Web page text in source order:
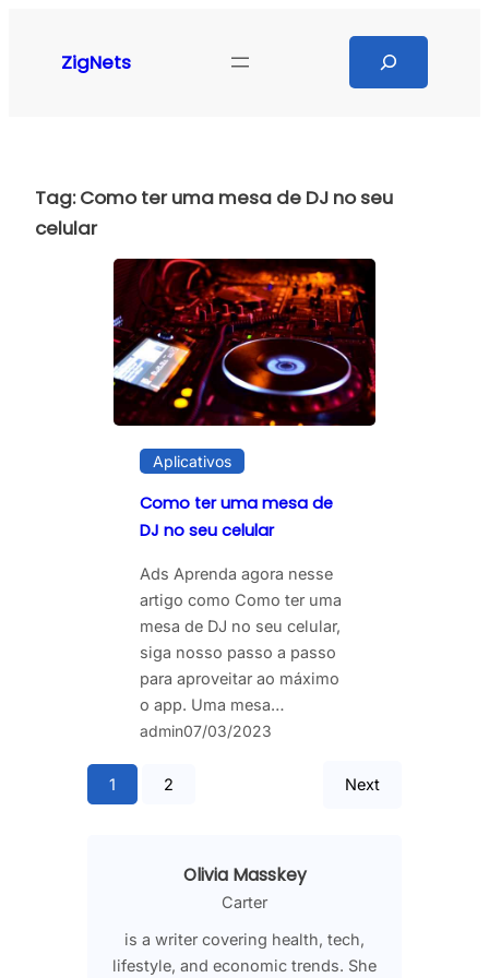
ZigNets
Tag:Como ter uma mesa de DJ no seu
celular
Aplicativos
Como ter uma mesa de
DJ no seu celular
Ads Aprenda agora nesse
artigo como Como ter uma
mesa de DJ no seu celular,
siga nosso passo a passo
para aproveitar ao máximo
o app. Uma mesa…
admin07/03/2023
1 2 Next
Olivia Masskey
Carter
is a writer covering health, tech,
lifestyle, and economic trends. She